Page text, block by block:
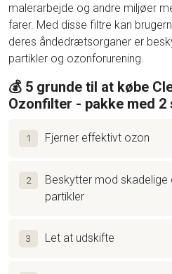
malerarbejde og andre miljøer
farer. Med disse filtre kan
deres åndedrætsorganer er
partikler og ozonforurening.
💰 5 grunde til at købe
Ozonfilter - pakke med 2
1 Fjerner effektivt ozon
2
Beskytter mod skadelige
partikler
3 Let at udskifte